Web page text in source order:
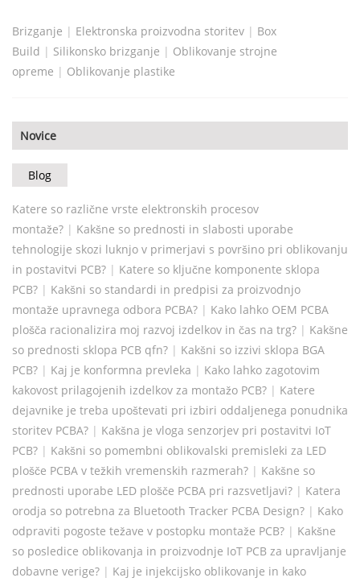
Brizganje | Elektronska proizvodna storitev | Box
Build | Silikonsko brizganje | Oblikovanje strojne
opreme | Oblikovanje plastike
Novice
Blog
Katere so različne vrste elektronskih procesov
montaže? | Kakšne so prednosti in slabosti uporabe
tehnologije skozi luknjo v primerjavi s površino pri oblikovanju
in postavitvi PCB? | Katere so ključne komponente sklopa
PCB? | Kakšni so standardi in predpisi za proizvodnjo
montaže upravnega odbora PCBA? | Kako lahko OEM PCBA
plošča racionalizira moj razvoj izdelkov in čas na trg? | Kakšne
so prednosti sklopa PCB qfn? | Kakšni so izzivi sklopa BGA
PCB? | Kaj je konformna prevleka | Kako lahko zagotovim
kakovost prilagojenih izdelkov za montažo PCB? | Katere
dejavnike je treba upoštevati pri izbiri oddaljenega ponudnika
storitev PCBA? | Kakšna je vloga senzorjev pri postavitvi IoT
PCB? | Kakšni so pomembni oblikovalski premisleki za LED
plošče PCBA v težkih vremenskih razmerah? | Kakšne so
prednosti uporabe LED plošče PCBA pri razsvetljavi? | Katera
orodja so potrebna za Bluetooth Tracker PCBA Design? | Kako
odpraviti pogoste težave v postopku montaže PCB? | Kakšne
so posledice oblikovanja in proizvodnje IoT PCB za upravljanje
dobavne verige? | Kaj je injekcijsko oblikovanje in kako